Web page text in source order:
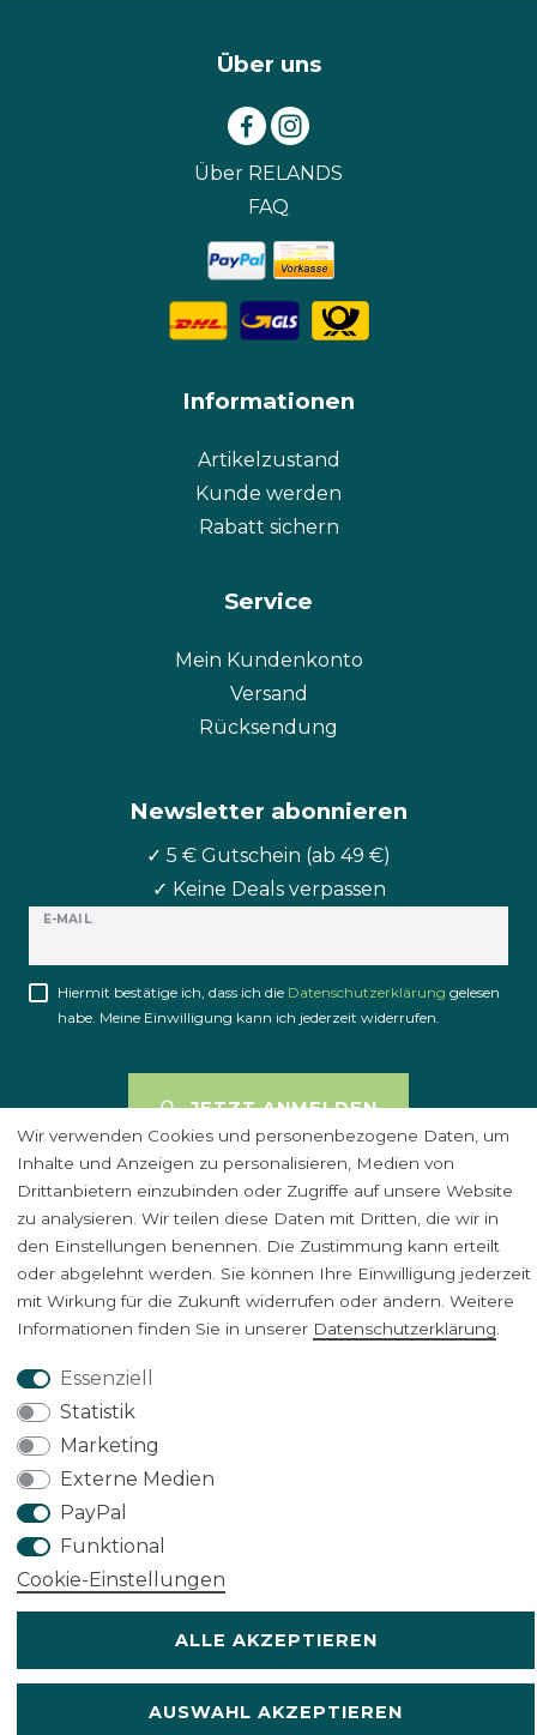
Über uns
Über RELANDS
FAQ
Informationen
Artikelzustand
Kunde werden
Rabatt sichern
Service
Mein Kundenkonto
Versand
Rücksendung
Newsletter abonnieren
✓ 5 € Gutschein (ab 49 €)
✓ Keine Deals verpassen
E-MAIL
Newsletter
Hiermit bestätige ich, dass ich die Daten­schutz­erklärung gelesen
habe. Meine Einwilligung kann ich jederzeit widerrufen.
JETZT ANMELDEN
Impressum Daten­schutz­erklärung AGB
Widerrufs­recht
* Alle Preisangaben inkl. gesetzl. MwSt
Wir verwenden Cookies und personenbezogene Daten, um
Inhalte und Anzeigen zu personalisieren, Medien von
Drittanbietern einzubinden oder Zugriffe auf unsere Website
zu analysieren. Wir teilen diese Daten mit Dritten, die wir in
den Einstellungen benennen. Die Zustimmung kann erteilt
oder abgelehnt werden. Sie können Ihre Einwilligung jederzeit
mit Wirkung für die Zukunft widerrufen oder ändern. Weitere
Informationen finden Sie in unserer Daten­schutz­erklärung
Essenziell
Statistik
Marketing
Externe Medien
PayPal
Funktional
Cookie-Einstellungen
ALLE AKZEPTIEREN
AUSWAHL AKZEPTIEREN